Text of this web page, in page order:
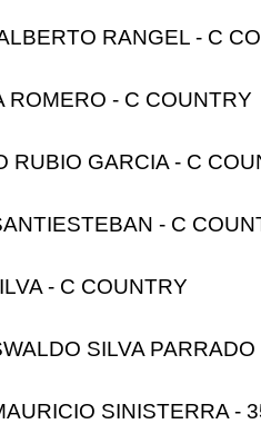
RANGEL - C
ROMERO - C COUNTRY
RUBIO GARCIA - C
- C
- C COUNTRY
SILVA
SINISTERRA -